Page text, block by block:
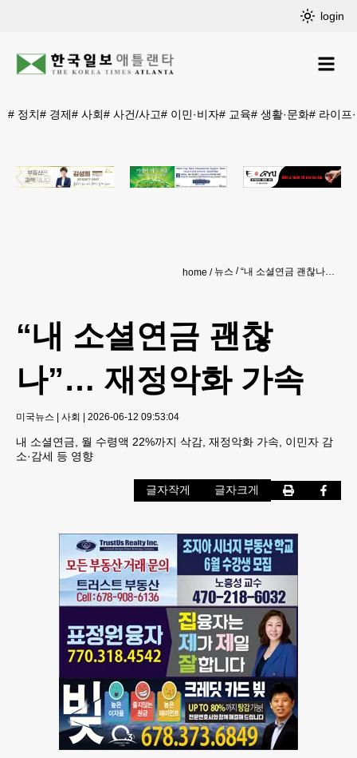
login
# 정치# 경제# 사회# 사건/사고# 이민·비자# 교육# 생활·문화# 라이프
home 뉴스 “내 소셜연금 괜찮나”… 재정악화 가속
“내 소셜연금 괜찮
나”… 재정악화 가속
미국뉴스 | 사회 | 2026-06-12 09:53:04
내 소셜연금, 월 수령액 22%까지 삭감, 재정악화 가속, 이민자 감
소·감세 등 영향
글자작게 글자크게